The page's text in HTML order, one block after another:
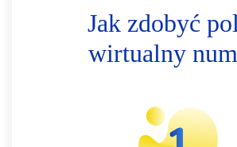
Jak zdobyć
wirtualny